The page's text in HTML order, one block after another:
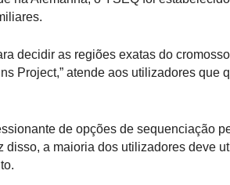
decidir as regiões exatas do
Project,” atende aos utilizadores que
de opções de sequenciação
disso, a maioria dos utilizadores deve